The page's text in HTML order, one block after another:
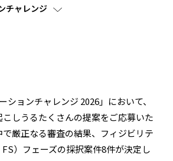
チャレンジ
ションチャレンジ 2026」において、
しうるたくさんの提案をご応募いた
厳正なる審査の結果、フィジビリテ
）フェーズの採択案件8件が決定し